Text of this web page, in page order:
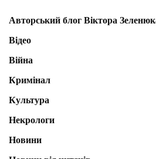
Авторський блог Віктора
Відео
Війна
Кримінал
Культура
Некрологи
Новини